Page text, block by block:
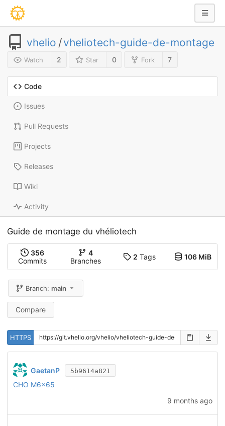
vhelio /vheliotech-guide-de-montage
Watch 2 Star 0 Fork 7
Code
Issues
Pull Requests
Projects
Releases
Wiki
Activity
Guide de montage du vhéliotech
356
Commits
4
Branches
2 Tags 106 MiB
Branch:main
Compare
HTTPS
GaetanP 5b9614a821
CHO M6x65
9 months ago